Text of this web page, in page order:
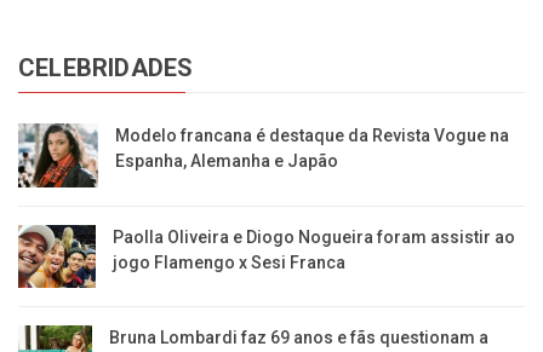
CELEBRIDADES
Modelo francana é destaque da Revista Vogue na
Espanha, Alemanha e Japão
Paolla Oliveira e Diogo Nogueira foram assistir ao
jogo Flamengo x Sesi Franca
Bruna Lombardi faz 69 anos e fãs questionam a